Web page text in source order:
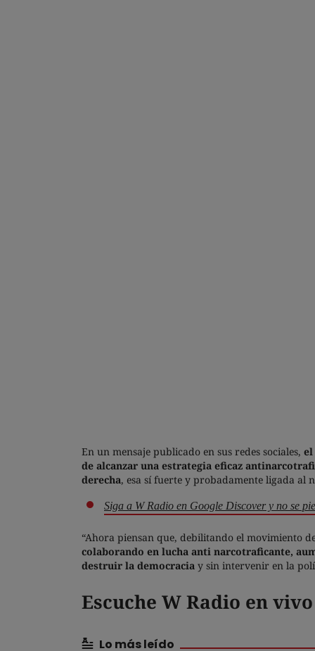
En un mensaje publicado en sus redes sociales, el
de alcanzar una estrategia eficaz
derecha, esa sí fuerte y probadamente ligada al
Siga a W Radio en Google Discover y no se
“Ahora piensan que, debilitando el movimiento
colaborando en lucha anti narcotraficante,
destruir la democracia y sin intervenir en la
Escuche W Radio en
Lo más leído